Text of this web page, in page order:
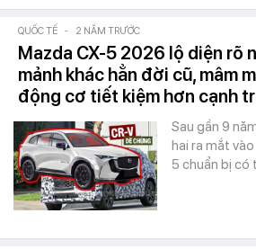
QUỐC TẾ - 2 NĂM TRƯỚC
Mazda CX-5 2026 lộ diện rõ
mảnh khác hẳn đời cũ, mâm
động cơ tiết kiệm hơn cạnh
Sau gần 9
hai ra mắt
5 chuẩn bị có